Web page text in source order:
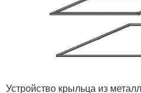
Устройство крыльца из